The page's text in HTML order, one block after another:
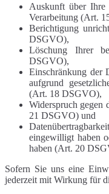
Auskunft über Ihre
Verarbeitung (Art.
Berichtigung
DSGVO),
Löschung Ihrer
DSGVO),
Einschränkung der
aufgrund
(Art. 18 DSGVO),
Widerspruch gegen
21 DSGVO) und
eingewilligt haben
haben (Art. 20
Sofern Sie uns eine
jederzeit mit Wirkung für